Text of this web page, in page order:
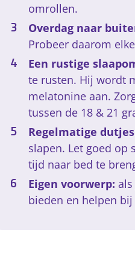
omrollen.
Overdag naar
Probeer daarom
Een rustige
te rusten. Hij wordt
melatonine aan.
tussen de 18 & 21
Regelmatige
slapen. Let goed op
tijd naar bed te
Eigen voorwerp:
bieden en helpen